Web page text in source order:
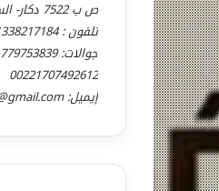
ص ب 7522 دكار- السنغال
تلفون : 00221338217184
جوالات: 00221779753839
00221707492612
إيميل: assahwalereveil@gmail.com